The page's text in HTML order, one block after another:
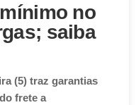
no
saiba
(5) traz garantias
frete a